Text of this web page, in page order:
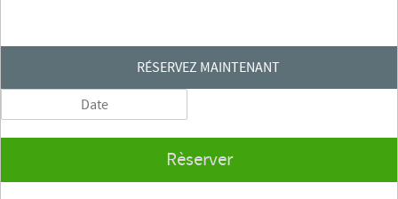
RÉSERVEZ MAINTENANT
Rèserver